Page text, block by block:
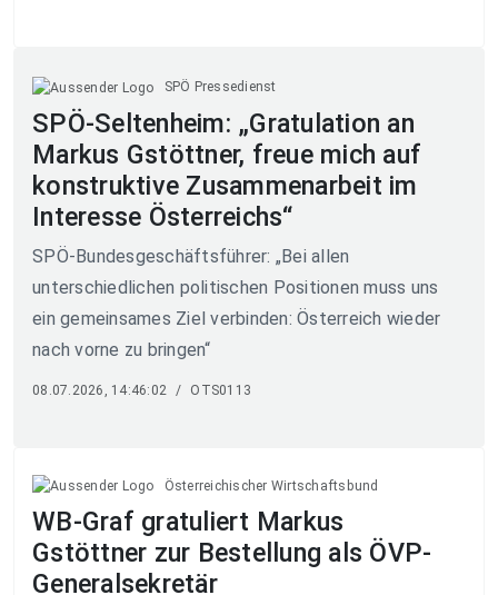
SPÖ Pressedienst
SPÖ-Seltenheim: „Gratulation an
Markus Gstöttner, freue mich auf
konstruktive Zusammenarbeit im
Interesse Österreichs“
SPÖ-Bundesgeschäftsführer: „Bei allen
unterschiedlichen politischen Positionen muss uns
ein gemeinsames Ziel verbinden: Österreich wieder
nach vorne zu bringen“
08.07.2026, 14:46:02 / OTS0113
Österreichischer Wirtschaftsbund
WB-Graf gratuliert Markus
Gstöttner zur Bestellung als ÖVP-
Generalsekretär